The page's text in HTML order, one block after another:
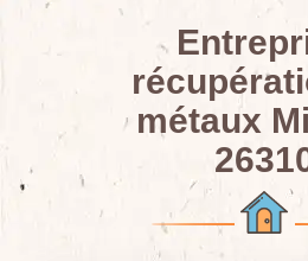
métaux